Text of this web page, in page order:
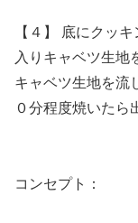
【４】 底にクッ
入りキャベツ生地
キャベツ生地を流
０分程度焼いたら
コンセプト：